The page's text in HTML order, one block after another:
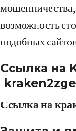
мошенничества,
возможность
подобных
Ссылка на
Ссылка на